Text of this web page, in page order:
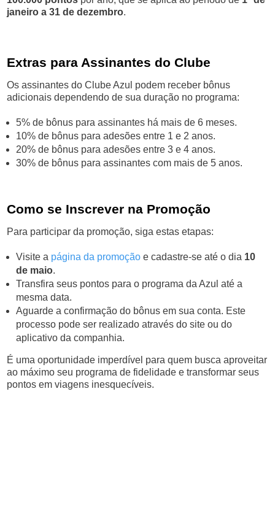
janeiro a 31 de dezembro.
Extras para Assinantes do Clube
Os assinantes do Clube Azul podem receber bônus
adicionais dependendo de sua duração no programa:
5% de bônus para assinantes há mais de 6 meses.
10% de bônus para adesões entre 1 e 2 anos.
20% de bônus para adesões entre 3 e 4 anos.
30% de bônus para assinantes com mais de 5 anos.
Como se Inscrever na Promoção
Para participar da promoção, siga estas etapas:
Visite a página da promoção e cadastre-se até o dia 10
de maio.
Transfira seus pontos para o programa da Azul até a
mesma data.
Aguarde a confirmação do bônus em sua conta. Este
processo pode ser realizado através do site ou do
aplicativo da companhia.
É uma oportunidade imperdível para quem busca aproveitar
ao máximo seu programa de fidelidade e transformar seus
pontos em viagens inesquecíveis.